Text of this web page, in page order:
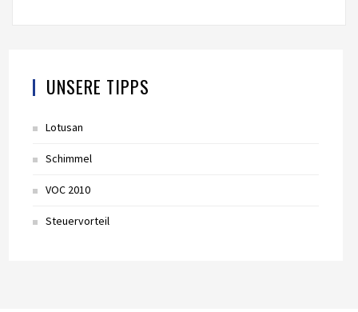
UNSERE TIPPS
Lotusan
Schimmel
VOC 2010
Steuervorteil